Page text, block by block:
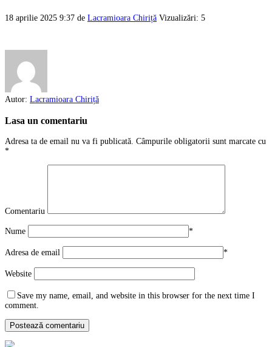
18 aprilie 2025 9:37 de Lacramioara Chiriță Vizualizări: 5
Autor: Lacramioara Chiriță
Lasa un comentariu
Adresa ta de email nu va fi publicată. Câmpurile obligatorii sunt marcate cu
*
Comentariu
Nume *
Adresa de email *
Website
Save my name, email, and website in this browser for the next time I
comment.